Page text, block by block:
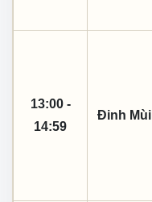
13:00 -
14:59
Đinh Mùi